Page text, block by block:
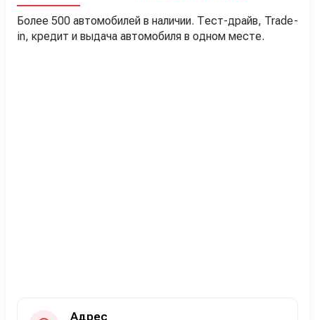
Более 500 автомобилей в наличии. Тест-драйв, Trade-
in, кредит и выдача автомобиля в одном месте.
Адрес